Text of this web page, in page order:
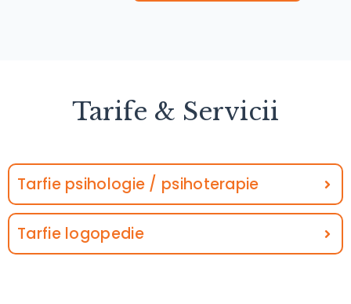
Tarife & Servicii
Tarfie psihologie / psihoterapie
Tarfie logopedie